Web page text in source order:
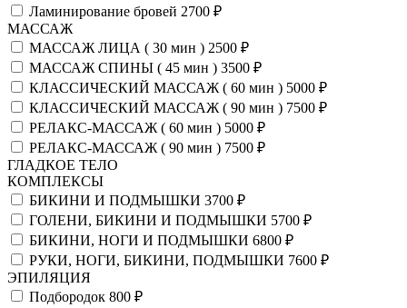
Ламинирование бровей 2700 ₽
МАССАЖ
МАССАЖ ЛИЦА ( 30 мин ) 2500 ₽
МАССАЖ СПИНЫ ( 45 мин ) 3500 ₽
КЛАССИЧЕСКИЙ МАССАЖ ( 60 мин ) 5000 ₽
КЛАССИЧЕСКИЙ МАССАЖ ( 90 мин ) 7500 ₽
РЕЛАКС-МАССАЖ ( 60 мин ) 5000 ₽
РЕЛАКС-МАССАЖ ( 90 мин ) 7500 ₽
ГЛАДКОЕ ТЕЛО
КОМПЛЕКСЫ
БИКИНИ И ПОДМЫШКИ 3700 ₽
ГОЛЕНИ, БИКИНИ И ПОДМЫШКИ 5700 ₽
БИКИНИ, НОГИ И ПОДМЫШКИ 6800 ₽
РУКИ, НОГИ, БИКИНИ, ПОДМЫШКИ 7600 ₽
ЭПИЛЯЦИЯ
Подбородок 800 ₽